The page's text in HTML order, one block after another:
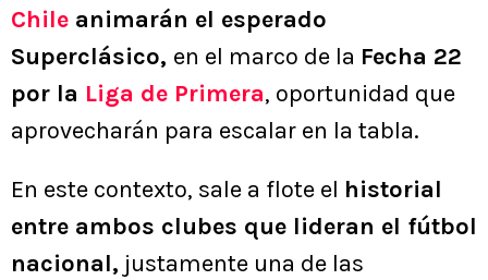
Chile animarán el esperado
Superclásico, en el marco de la Fecha 22
por la Liga de Primera, oportunidad que
aprovecharán para escalar en la tabla.
En este contexto, sale a flote el historial
entre ambos clubes que lideran el fútbol
nacional, justamente una de las